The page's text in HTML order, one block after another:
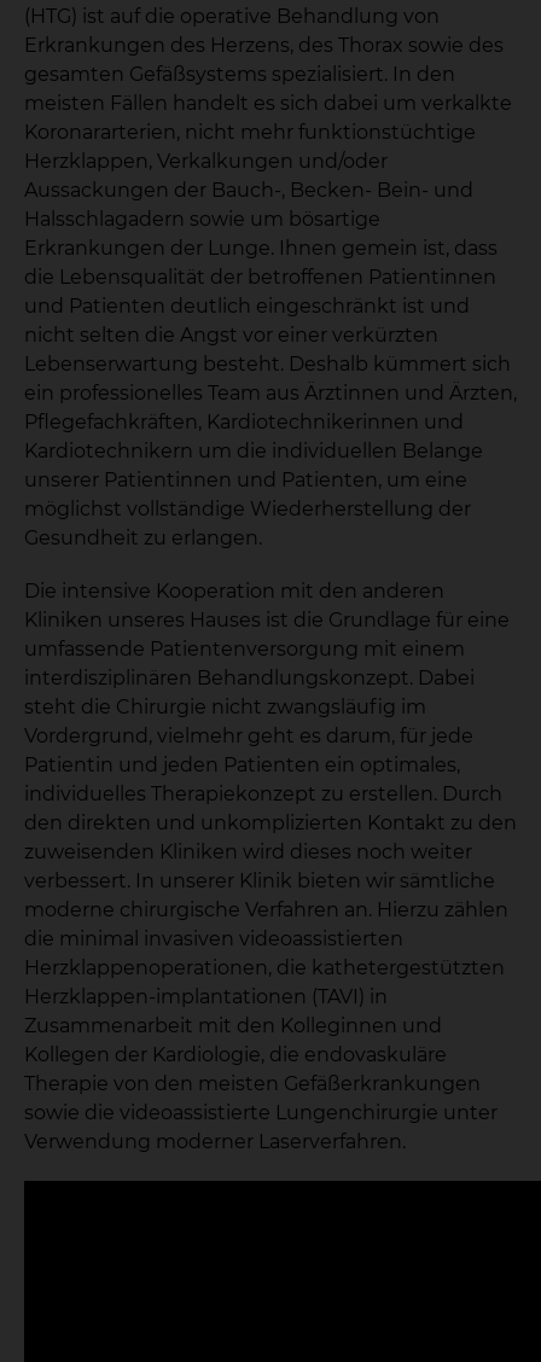
(HTG) ist auf die operative Behandlung von
Erkrankungen des Herzens, des Thorax sowie des
gesamten Gefäßsystems spezialisiert. In den
meisten Fällen handelt es sich dabei um verkalkte
Koronararterien, nicht mehr funktionstüchtige
Herzklappen, Verkalkungen und/oder
Aussackungen der Bauch-, Becken- Bein- und
Halsschlagadern sowie um bösartige
Erkrankungen der Lunge. Ihnen gemein ist, dass
die Lebensqualität der betroffenen Patientinnen
und Patienten deutlich eingeschränkt ist und
nicht selten die Angst vor einer verkürzten
Lebenserwartung besteht. Deshalb kümmert sich
ein professionelles Team aus Ärztinnen und Ärzten,
Pflegefachkräften, Kardiotechnikerinnen und
Kardiotechnikern um die individuellen Belange
unserer Patientinnen und Patienten, um eine
möglichst vollständige Wiederherstellung der
Gesundheit zu erlangen.
Die intensive Kooperation mit den anderen
Kliniken unseres Hauses ist die Grundlage für eine
umfassende Patientenversorgung mit einem
interdisziplinären Behandlungskonzept. Dabei
steht die Chirurgie nicht zwangsläufig im
Vordergrund, vielmehr geht es darum, für jede
Patientin und jeden Patienten ein optimales,
individuelles Therapiekonzept zu erstellen. Durch
den direkten und unkomplizierten Kontakt zu den
zuweisenden Kliniken wird dieses noch weiter
verbessert. In unserer Klinik bieten wir sämtliche
moderne chirurgische Verfahren an. Hierzu zählen
die minimal invasiven videoassistierten
Herzklappenoperationen, die kathetergestützten
Herzklappen-implantationen (TAVI) in
Zusammenarbeit mit den Kolleginnen und
Kollegen der Kardiologie, die endovaskuläre
Therapie von den meisten Gefäßerkrankungen
sowie die videoassistierte Lungenchirurgie unter
Verwendung moderner Laserverfahren.